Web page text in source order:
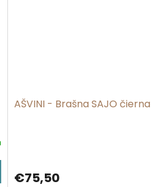
AŠVINI - Brašna SAJO čierna
€75,50